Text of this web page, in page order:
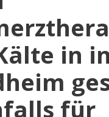
in in
für